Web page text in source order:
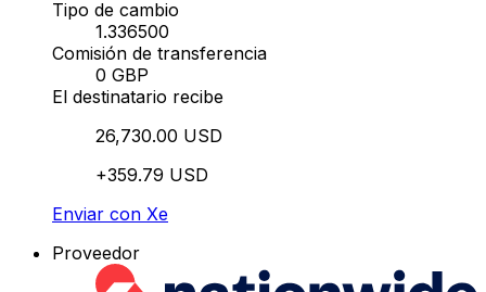
Tipo de cambio
1.336500
Comisión de transferencia
0 GBP
El destinatario recibe
26,730.00 USD
+359.79 USD
Enviar con Xe
Proveedor